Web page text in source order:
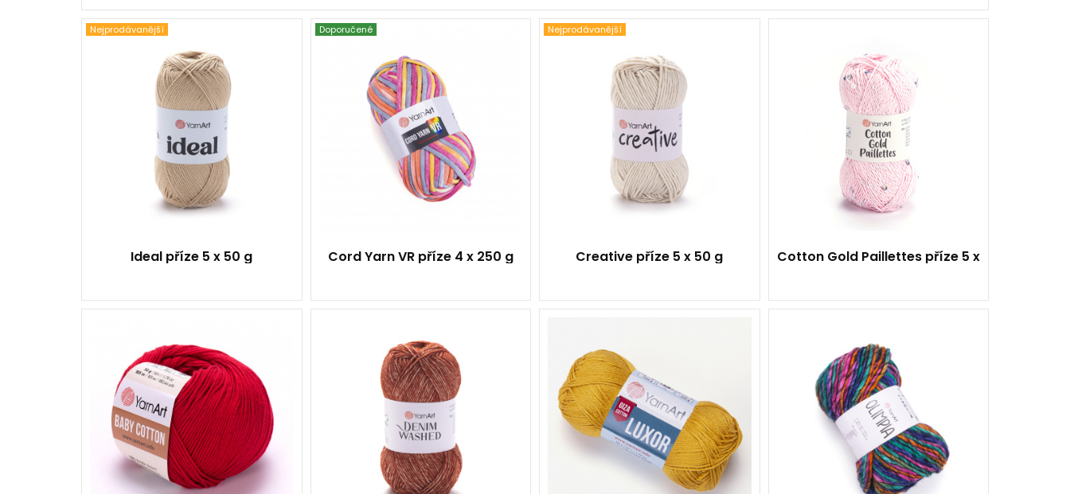
Nejprodávanější
100% Bavlna
Klasik
50
170
Ideal příze 5 x 50 g
Doporučené
40% Bavlna - 60%
Polyester
Fantasy
250
73
4
Cord Yarn VR příze 4 x 250 g
Nejprodávanější
100% Bavlna
Klasik
85
50
Creative příze 5 x 50 g
82% Bavlna - 18%
Polyester
50
140
5
250
Cotton Gold Paillettes příze 5 x
50 % Akryl - 50 %
Bavlna
Klasik
50
165
10
70% Bavlna - 30% Akryl
Klasik
50
130
10
100% Mercerovaná
egyptská bavlna
Klasik
50
125
10
20% Vlna - 80% Akryl
Klasik
100
100
5